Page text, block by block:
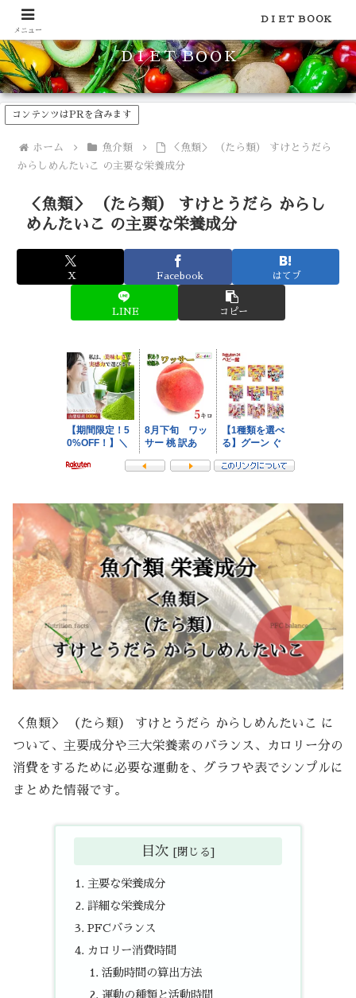
食品のカロリーや糖質などの栄養素がわかる！健康やダイエットに
ＤＩＥＴ ＢＯＯＫ
コンテンツはPRを含みます
ホーム 魚介類
＜魚類＞ （たら類） すけとうだら
からしめんたいこ の主要な栄養成分
＜魚類＞ （たら類） すけとうだら からし
めんたいこ の主要な栄養成分
X Facebook はてブ
LINE コピー
＜魚類＞ （たら類） すけとうだら からしめんたいこ に
ついて、主要成分や三大栄養素のバランス、カロリー分の
消費をするために必要な運動を、グラフや表でシンプルに
まとめた情報です。
目次
主要な栄養成分
詳細な栄養成分
PFCバランス
カロリー消費時間
活動時間の算出方法
運動の種類と活動時間
メニュー
ＤＩＥＴ ＢＯＯＫ